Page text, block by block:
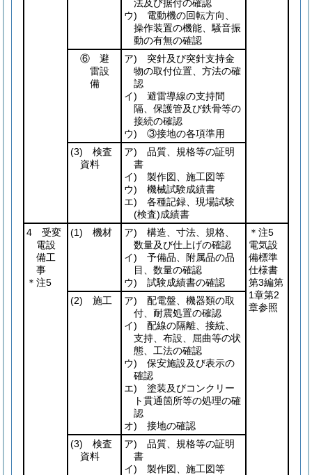
法及び据付の確認
ウ) 電動機の回転方向、
操作装置の機能、騒音振
動の有無の確認
⑥ 避
雷設
備
ア) 突針及び突針支持金
物の取付位置、方法の確
認
イ) 避雷導線の支持間
隔、保護管及び鉄骨等の
接続の確認
ウ) ③接地の各項準用
(3) 検査
資料
ア) 品質、規格等の証明
書
イ) 製作図、施工図等
ウ) 機械試験成績書
エ) 各種記録、現場試験
(検査)成績書
4 受変
電設
備工
事
＊注5
(1) 機材
ア) 構造、寸法、規格、
数量及び仕上げの確認
イ) 予備品、附属品の品
目、数量の確認
ウ) 試験成績書の確認
＊注5
電気設
備標準
仕様書
第3編第
1章第2
章参照
(2) 施工
ア) 配電盤、機器類の取
付、耐震処置の確認
イ) 配線の隔離、接続、
支持、布設、屈曲等の状
態、工法の確認
ウ) 保安施設及び表示の
確認
エ) 塗装及びコンクリー
ト貫通箇所等の処理の確
認
オ) 接地の確認
(3) 検査
資料
ア) 品質、規格等の証明
書
イ) 製作図、施工図等